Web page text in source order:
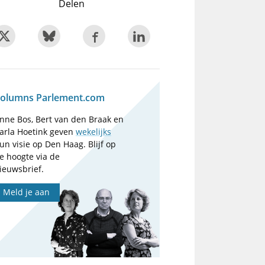
Delen
Parlement.com
Bos, Bert van den Braak en
Hoetink gevenwekelijks
visie op Den Haag. Blijf op
hoogte via de
Meld je aan